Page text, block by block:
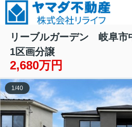
リーブルガーデン 岐阜
1区画分譲
2,680万円
1/40